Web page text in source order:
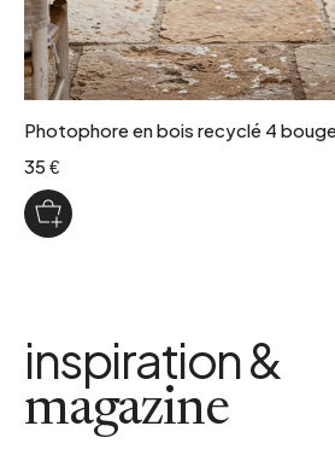
Photophore en bois recyclé 4
35 €
inspiration &
magazine